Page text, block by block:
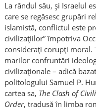
La rândul său, și Israelul
care se regăsesc grupări
islamistă, conflictul este
civilizațiilor” împotriva
considerați corupți moral.
marilor confruntări
civilizaționale – adică
politologului Samuel P.
cartea sa, The Clash of
Order, tradusă în limba